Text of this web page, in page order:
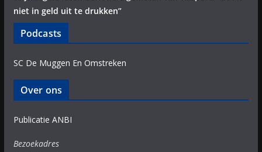
niet in geld uit te drukken”
Podcasts
SC De Muggen En Omstreken
Over ons
Publicatie ANBI
Bezoekadres